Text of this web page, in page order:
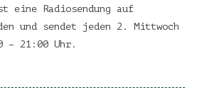
eine Radiosendung auf
und sendet jeden 2. Mittwoch
– 21:00 Uhr.